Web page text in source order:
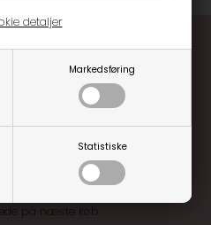
Markedsføring
Statistiske
detaljer
når du handler
kun til klubkunder
på næste køb